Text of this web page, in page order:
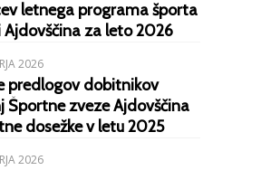
letnega programa športa
Ajdovščina za leto 2026
2026
predlogov dobitnikov
Športne zveze Ajdovščina
dosežke v letu 2025
2026